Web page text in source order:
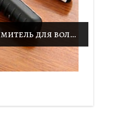
Как правильно выбрать хороший выпрямитель для волос